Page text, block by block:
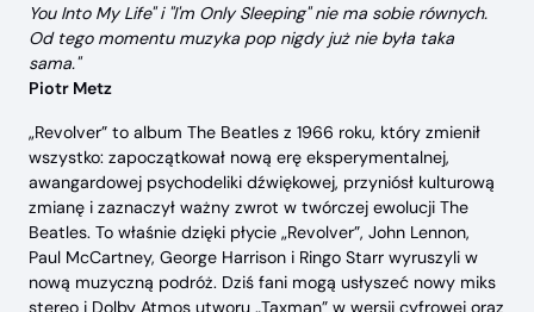
You Into My Life" i "I'm Only Sleeping" nie ma sobie równych.
Od tego momentu muzyka pop nigdy już nie była taka
sama."
Piotr Metz
„Revolver” to album The Beatles z 1966 roku, który zmienił
wszystko: zapoczątkował nową erę eksperymentalnej,
awangardowej psychodeliki dźwiękowej, przyniósł kulturową
zmianę i zaznaczył ważny zwrot w twórczej ewolucji The
Beatles. To właśnie dzięki płycie „Revolver”, John Lennon,
Paul McCartney, George Harrison i Ringo Starr wyruszyli w
nową muzyczną podróż. Dziś fani mogą usłyszeć nowy miks
stereo i Dolby Atmos utworu „Taxman” w wersji cyfrowej oraz